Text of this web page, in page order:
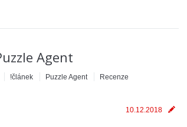
Agent
!článek Puzzle Agent
Recenze
10.12.2018